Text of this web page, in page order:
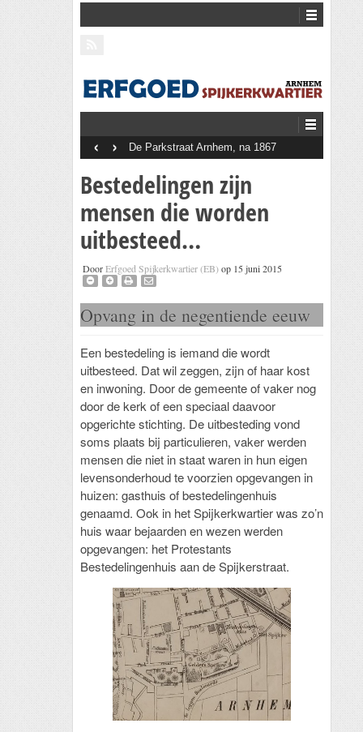
De Parkstraat Arnhem, na 1867
‹ ›
Bestedelingen zijn
mensen die worden
uitbesteed…
DoorErfgoed Spijkerkwartier (EB)op 15 juni 2015
Opvang in de negentiende eeuw
Een bestedeling is iemand die wordt
uitbesteed. Dat wil zeggen, zijn of haar kost
en inwoning. Door de gemeente of vaker nog
door de kerk of een speciaal daavoor
opgerichte stichting. De uitbesteding vond
soms plaats bij particulieren, vaker werden
mensen die niet in staat waren in hun eigen
levensonderhoud te voorzien opgevangen in
huizen: gasthuis of bestedelingenhuis
genaamd. Ook in het Spijkerkwartier was zo’n
huis waar bejaarden en wezen werden
opgevangen: het Protestants
Bestedelingenhuis aan de Spijkerstraat.